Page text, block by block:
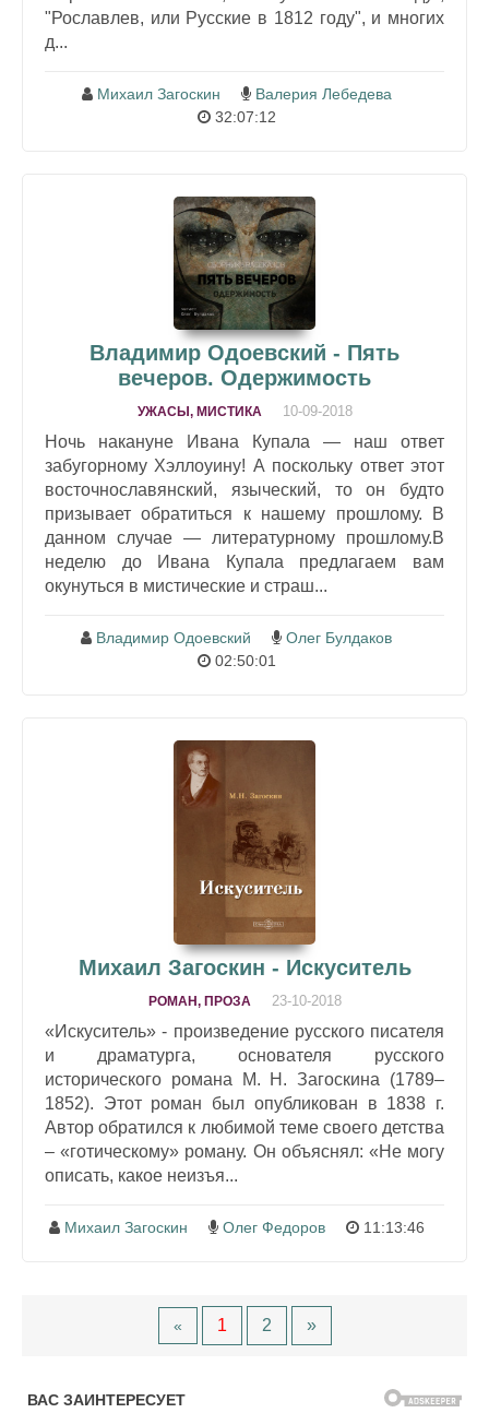
"Рославлев, или Русские в 1812 году", и многих
д...
Михаил Загоскин
Валерия Лебедева
32:07:12
Владимир Одоевский - Пять
вечеров. Одержимость
УЖАСЫ, МИСТИКА 10-09-2018
Ночь накануне Ивана Купала — наш ответ
забугорному Хэллоуину! А поскольку ответ этот
восточнославянский, языческий, то он будто
призывает обратиться к нашему прошлому. В
данном случае — литературному прошлому.В
неделю до Ивана Купала предлагаем вам
окунуться в мистические и страш...
Владимир Одоевский
Олег Булдаков
02:50:01
Михаил Загоскин - Искуситель
РОМАН, ПРОЗА 23-10-2018
«Искуситель» - произведение русского писателя
и драматурга, основателя русского
исторического романа М. Н. Загоскина (1789–
1852). Этот роман был опубликован в 1838 г.
Автор обратился к любимой теме своего детства
– «готическому» роману. Он объяснял: «Не могу
описать, какое неизъя...
Михаил Загоскин Олег Федоров 11:13:46
« 1 2 »